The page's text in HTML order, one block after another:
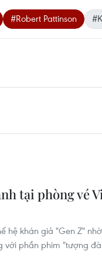
#Robert Pattinson
tại phòng vé
hệ khán giả "Gen Z"
với phần phim "tượng